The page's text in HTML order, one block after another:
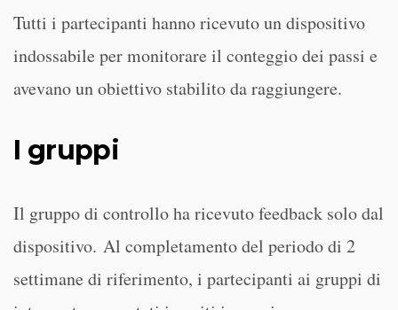
Tutti i partecipanti hanno ricevuto un dispositivo
indossabile per monitorare il conteggio dei passi e
avevano un obiettivo stabilito da raggiungere.
I gruppi
Il gruppo di controllo ha ricevuto feedback solo dal
dispositivo. Al completamento del periodo di 2
settimane di riferimento, i partecipanti ai gruppi di